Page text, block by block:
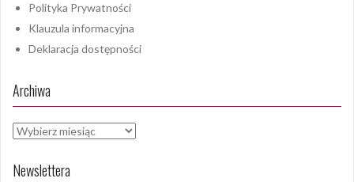
Polityka Prywatności
Klauzula informacyjna
Deklaracja dostępności
Archiwa
Archiwa
Newslettera